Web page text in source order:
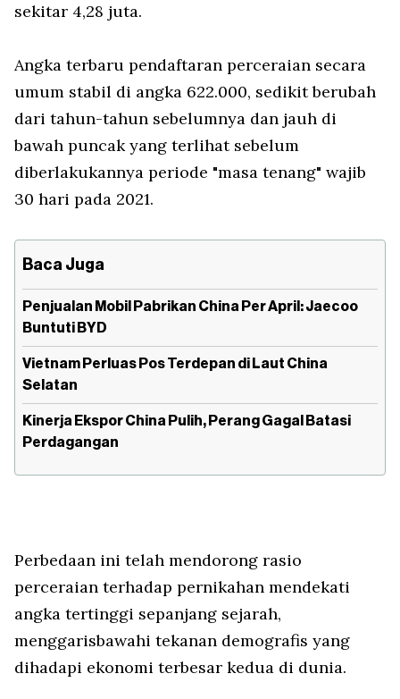
sekitar 4,28 juta.
Angka terbaru pendaftaran perceraian secara
umum stabil di angka 622.000, sedikit berubah
dari tahun-tahun sebelumnya dan jauh di
bawah puncak yang terlihat sebelum
diberlakukannya periode "masa tenang" wajib
30 hari pada 2021.
Baca Juga
Penjualan Mobil Pabrikan China Per April: Jaecoo
Buntuti BYD
Vietnam Perluas Pos Terdepan di Laut China
Selatan
Kinerja Ekspor China Pulih, Perang Gagal Batasi
Perdagangan
Perbedaan ini telah mendorong rasio
perceraian terhadap pernikahan mendekati
angka tertinggi sepanjang sejarah,
menggarisbawahi tekanan demografis yang
dihadapi ekonomi terbesar kedua di dunia.